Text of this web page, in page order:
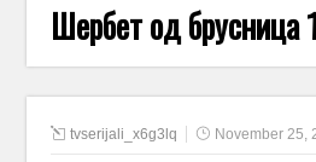
Шербет од брусница
tvserijali_x6g3lq November 25,